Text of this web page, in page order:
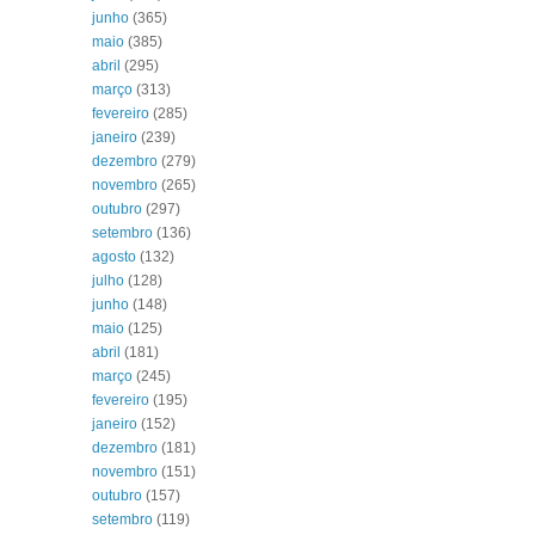
junho (365)
maio (385)
abril (295)
março (313)
fevereiro (285)
janeiro (239)
dezembro (279)
novembro (265)
outubro (297)
setembro (136)
agosto (132)
julho (128)
junho (148)
maio (125)
abril (181)
março (245)
fevereiro (195)
janeiro (152)
dezembro (181)
novembro (151)
outubro (157)
setembro (119)